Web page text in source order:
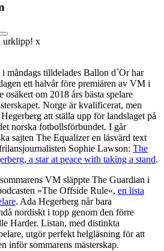
urklipp! x
måndags tilldelades Ballon d´Or har
ett halvår före premiären av VM i
om 2018 års bästa spelare
Norge är kvalificerat, men
att ställa upp för landslaget på
norska fotbollsförbundet. I går
sajten The Equalizer en läsvärd text
Sophie Lawson: The
a star at peace with taking a stand.
VM släppte The Guardian i
»The Offside Rule«, en lista
. Ada Hegerberg når bara
nordiskt i topp genom den förre
Harder. Listan, med distinkta
utgör perfekt helgläsning för att
inför sommarens mästerskap.